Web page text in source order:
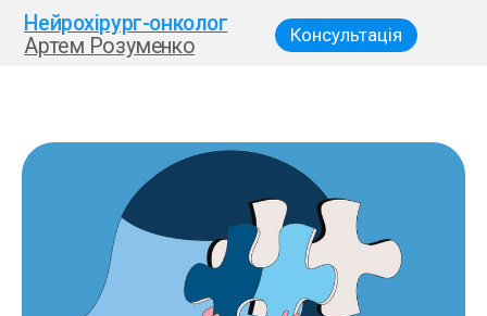
Нейрохірург-онколог
Артем Розуменко Консультація